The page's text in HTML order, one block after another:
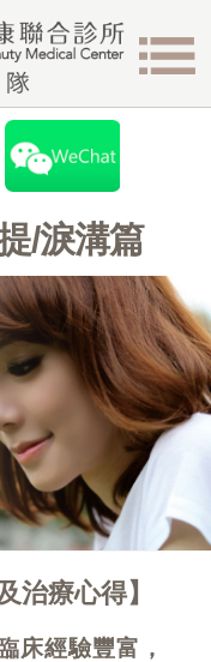
/淚溝篇
治療心得
床經驗豐富，